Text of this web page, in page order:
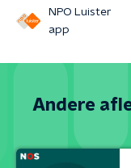
NPO Luister
app
Andere